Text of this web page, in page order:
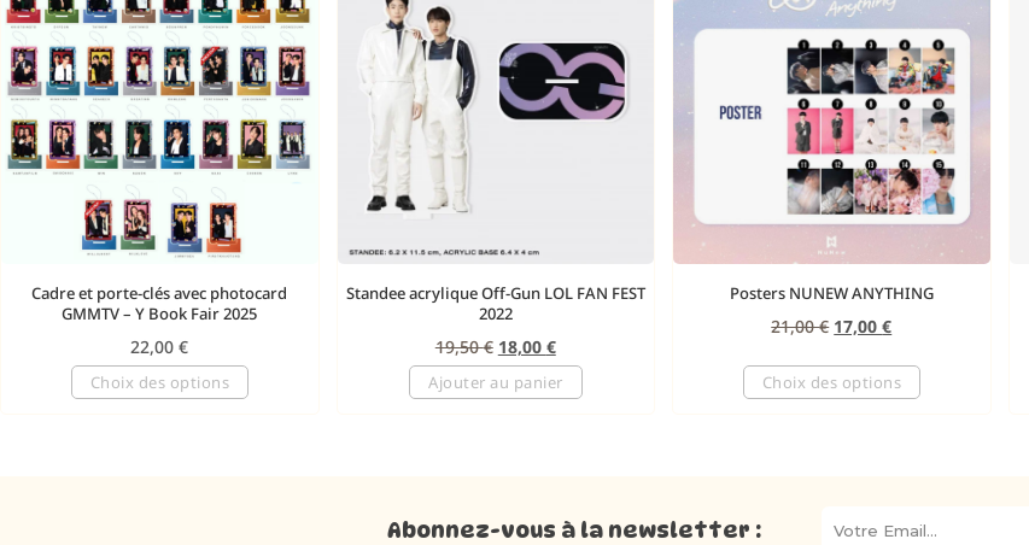
Cadre et porte-clés avec photocard
GMMTV – Y Book Fair 2025
22,00€
Choix des options
Standee acrylique Off-Gun LOL FAN FEST
2022
19,50€ 18,00 €
Ajouter au panier
Posters NUNEW ANYTHING
21,00€ 17,00€
Choix des options
Abonnez-vous à la newsletter :